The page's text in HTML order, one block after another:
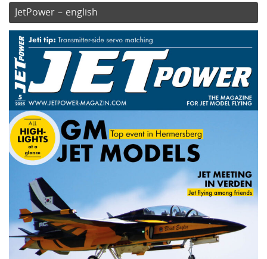
JetPower – english